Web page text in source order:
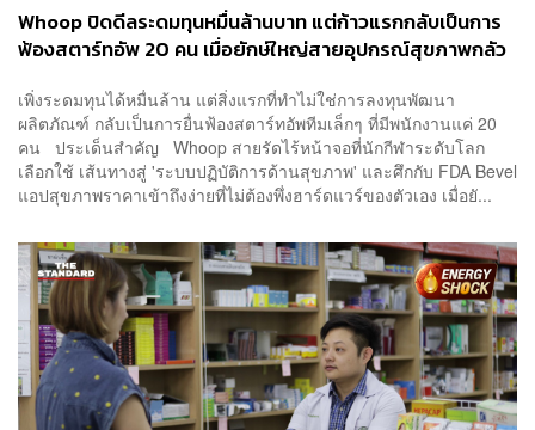
Whoop ปิดดีลระดมทุนหมื่นล้านบาท แต่ก้าวแรกกลับเป็นการ
ฟ้องสตาร์ทอัพ 20 คน เมื่อยักษ์ใหญ่สายอุปกรณ์สุขภาพกลัว
เพิ่งระดมทุนได้หมื่นล้าน แต่สิ่งแรกที่ทำไม่ใช่การลงทุนพัฒนา
ผลิตภัณฑ์ กลับเป็นการยื่นฟ้องสตาร์ทอัพทีมเล็กๆ ที่มีพนักงานแค่ 20
คน ประเด็นสำคัญ Whoop สายรัดไร้หน้าจอที่นักกีฬาระดับโลก
เลือกใช้ เส้นทางสู่ 'ระบบปฏิบัติการด้านสุขภาพ' และศึกกับ FDA Bevel
แอปสุขภาพราคาเข้าถึงง่ายที่ไม่ต้องพึ่งฮาร์ดแวร์ของตัวเอง เมื่อยั...